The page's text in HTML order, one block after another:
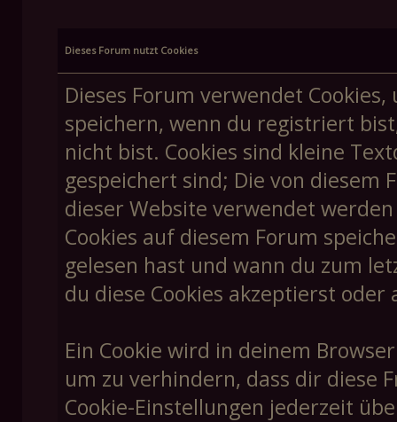
Dieses Forum nutzt Cookies
Dieses Forum verwendet
speichern, wenn du registriert
nicht bist. Cookies sind kleine
gespeichert sind; Die von diesem
dieser Website verwendet
Cookies auf diesem Forum
gelesen hast und wann du zum
du diese Cookies akzeptierst oder
Ein Cookie wird in deinem
um zu verhindern, dass dir diese
Cookie-Einstellungen jederzeit